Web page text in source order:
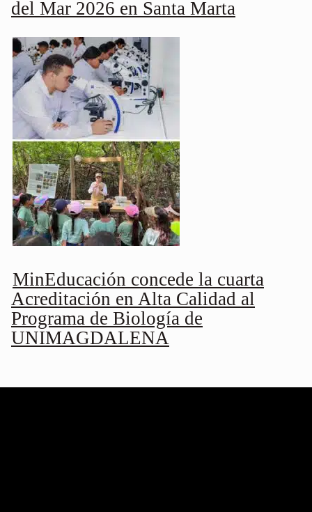
del Mar 2026 en Santa Marta
MinEducación concede la cuarta
Acreditación en Alta Calidad al
Programa de Biología de
UNIMAGDALENA